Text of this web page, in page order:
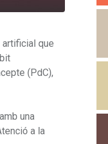
artificial que
(PdC),
una
a la